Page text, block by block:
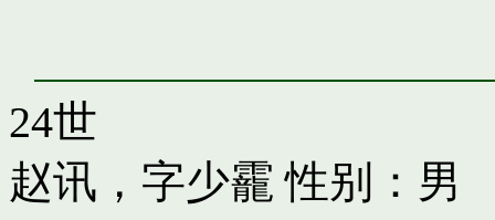
24世
赵讯，字少靇 性别：男